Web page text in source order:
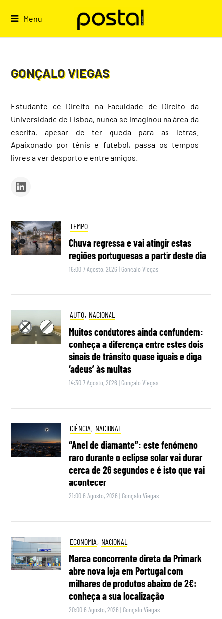
Menu
GONÇALO VIEGAS
Estudante de Direito na Faculdade de Direito da
Universidade de Lisboa, nunca se imaginou na área da
escrita, apesar de ter queda para as letras.
Apaixonado por ténis e futebol, passa os tempos
livres a ver desporto e entre amigos.
TEMPO
Chuva regressa e vai atingir estas
regiões portuguesas a partir deste dia
16:00 7 Agosto, 2026 | Gonçalo Viegas
AUTO, NACIONAL
Muitos condutores ainda confundem:
conheça a diferença entre estes dois
sinais de trânsito quase iguais e diga
‘adeus’ às multas
14:30 7 Agosto, 2026 | Gonçalo Viegas
CIÊNCIA, NACIONAL
“Anel de diamante”: este fenómeno
raro durante o eclipse solar vai durar
cerca de 26 segundos e é isto que vai
acontecer
21:00 6 Agosto, 2026 | Gonçalo Viegas
ECONOMIA, NACIONAL
Marca concorrente direta da Primark
abre nova loja em Portugal com
milhares de produtos abaixo de 2€:
conheça a sua localização
20:00 6 Agosto, 2026 | Gonçalo Viegas